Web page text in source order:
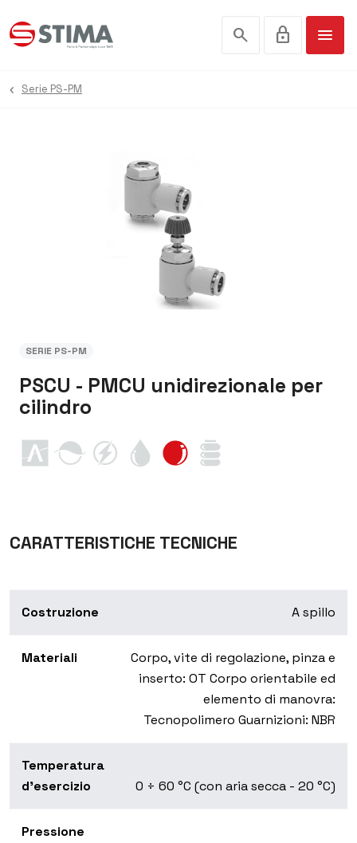
search lock menu
Serie PS-PM
SERIE PS-PM
PSCU - PMCU unidirezionale per
cilindro
CARATTERISTICHE TECNICHE
Costruzione A spillo
Materiali
Corpo, vite di regolazione, pinza e
inserto: OT Corpo orientabile ed
elemento di manovra:
Tecnopolimero Guarnizioni: NBR
Temperatura
d'esercizio
0 ÷ 60 °C (con aria secca - 20 °C)
Pressione